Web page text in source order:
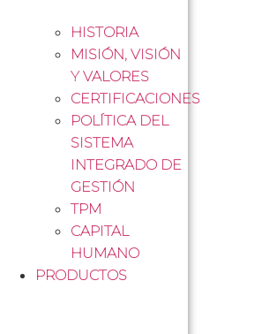
HISTORIA
MISIÓN, VISIÓN
Y VALORES
CERTIFICACIONES
POLÍTICA DEL
SISTEMA
INTEGRADO DE
GESTIÓN
TPM
CAPITAL
HUMANO
PRODUCTOS